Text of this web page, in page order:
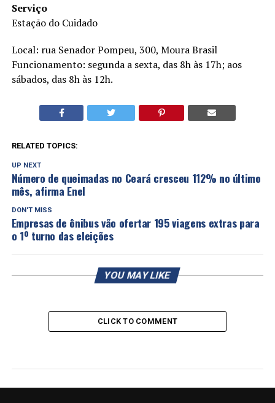
Serviço
Estação do Cuidado
Local: rua Senador Pompeu, 300, Moura Brasil
Funcionamento: segunda a sexta, das 8h às 17h; aos
sábados, das 8h às 12h.
RELATED TOPICS:
UP NEXT
Número de queimadas no Ceará cresceu 112% no último
mês, afirma Enel
DON'T MISS
Empresas de ônibus vão ofertar 195 viagens extras para
o 1º turno das eleições
YOU MAY LIKE
CLICK TO COMMENT